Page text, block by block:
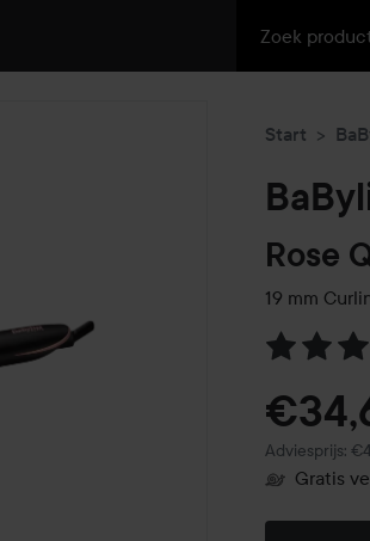
Start
Rose
19 mm
Ga naar
Adviesprijs:
Aanbevolen
Gratis